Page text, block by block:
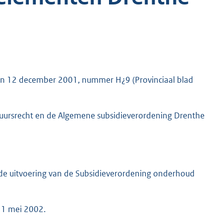
12 december 2001, nummer H¿9 (Provinciaal blad
en de Algemene subsidieverordening Drenthe
uitvoering van de Subsidieverordening onderhoud
mei 2002.